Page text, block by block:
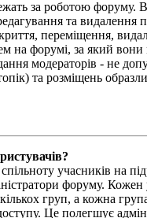
за роботою форуму.
та видалення
переміщення,
на форумі, за який вони
модераторів - не
та розміщень
учасників на
форуму.
груп, а кожна
Це полегшує